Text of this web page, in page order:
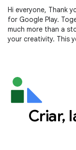
Hi everyone, Thank
for Google Play.
much more than a
your creativity. This
Criar,